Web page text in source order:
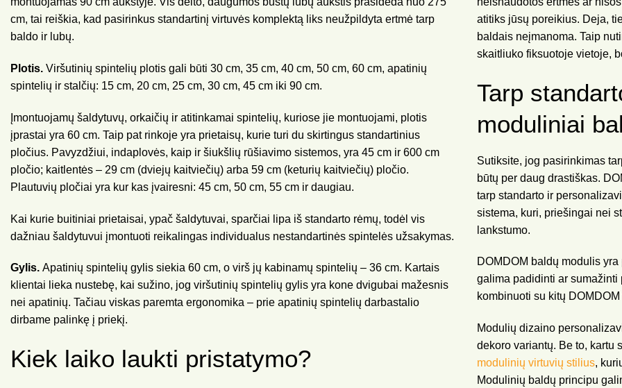
cm, tai reiškia, kad pasirinkus standartinį virtuvės komplektą liks neužpildyta ertmė tarp
baldo ir lubų.
Plotis. Viršutinių spintelių plotis gali būti 30 cm, 35 cm, 40 cm, 50 cm, 60 cm, apatinių
spintelių ir stalčių: 15 cm, 20 cm, 25 cm, 30 cm, 45 cm iki 90 cm.
Įmontuojamų šaldytuvų, orkaičių ir atitinkamai spintelių, kuriose jie montuojami, plotis
įprastai yra 60 cm. Taip pat rinkoje yra prietaisų, kurie turi du skirtingus standartinius
pločius. Pavyzdžiui, indaplovės, kaip ir šiukšlių rūšiavimo sistemos, yra 45 cm ir 600 cm
pločio; kaitlentės – 29 cm (dviejų kaitviečių) arba 59 cm (keturių kaitviečių) pločio.
Plautuvių pločiai yra kur kas įvairesni: 45 cm, 50 cm, 55 cm ir daugiau.
Kai kurie buitiniai prietaisai, ypač šaldytuvai, sparčiai lipa iš standarto rėmų, todėl vis
dažniau šaldytuvui įmontuoti reikalingas individualus nestandartinės spintelės užsakymas.
Gylis. Apatinių spintelių gylis siekia 60 cm, o virš jų kabinamų spintelių – 36 cm. Kartais
klientai lieka nustebę, kai sužino, jog viršutinių spintelių gylis yra kone dvigubai mažesnis
nei apatinių. Tačiau viskas paremta ergonomika – prie apatinių spintelių darbastalio
dirbame palinkę į priekį.
Kiek laiko laukti pristatymo?
atitiks jūsų poreikius. Deja,
baldais neįmanoma. Taip
skaitliuko fiksuotoje vietoje,
Tarp
moduliniai
Sutiksite, jog pasirinkimas
būtų per daug drastiškas.
tarp standarto ir
sistema, kuri, priešingai nei
lankstumo.
DOMDOM baldų modulis
galima padidinti ar sumažinti
kombinuoti su kitų
Modulių dizaino
dekoro variantų. Be to, kartu
modulinių virtuvių stilius,
Modulinių baldų principu